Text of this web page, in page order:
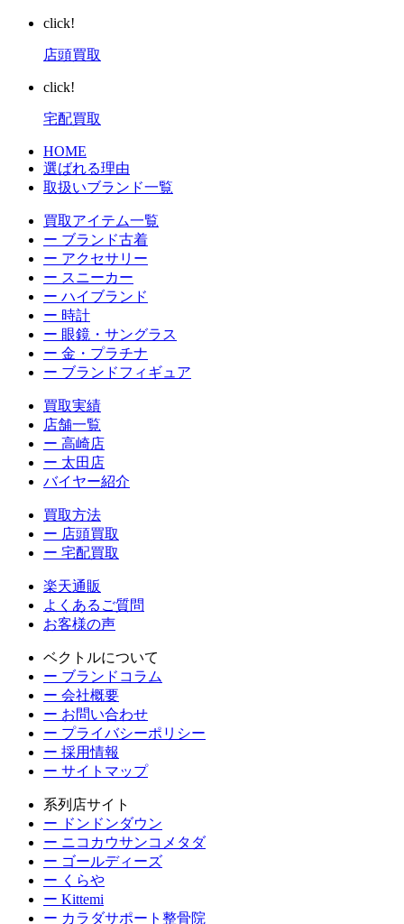
click!
店頭買取
click!
宅配買取
HOME
選ばれる理由
取扱いブランド一覧
買取アイテム一覧
ー ブランド古着
ー アクセサリー
ー スニーカー
ー ハイブランド
ー 時計
ー 眼鏡・サングラス
ー 金・プラチナ
ー ブランドフィギュア
買取実績
店舗一覧
ー 高崎店
ー 太田店
バイヤー紹介
買取方法
ー 店頭買取
ー 宅配買取
楽天通販
よくあるご質問
お客様の声
ベクトルについて
ー ブランドコラム
ー 会社概要
ー お問い合わせ
ー プライバシーポリシー
ー 採用情報
ー サイトマップ
系列店サイト
ー ドンドンダウン
ー ニコカウサンコメタダ
ー ゴールディーズ
ー くらや
ー Kittemi
ー カラダサポート整骨院